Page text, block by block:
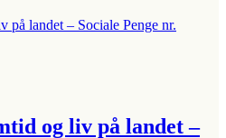
og liv på landet –